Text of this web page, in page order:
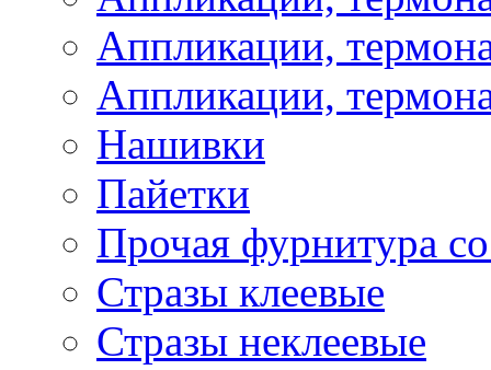
Аппликации,
Аппликации,
Нашивки
Пайетки
Прочая фурнитура
Стразы клеевые
Стразы неклеевые